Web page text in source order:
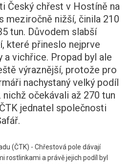
Český chřest v Hostíně na
meziročně nižší, činila 210
tun. Důvodem slabší
které přineslo nejprve
a vichřice. Propad byl ale
výraznější, protože pro
nachystaný velký podíl
očekávali až 270 tun
jednatel společnosti
(ČTK) - Chřestová pole dávají
rostlinkami a právě jejich podíl byl